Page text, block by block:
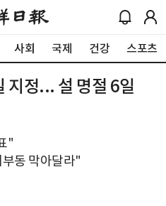
사회 국제 건강 스포츠
지정... 설 명절 6일
"
동 막아달라"